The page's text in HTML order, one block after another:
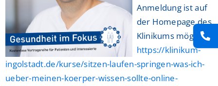
Anmeldung ist auf
der Homepage des
Klinikums möglich:
https://klinikum-
ingolstadt.de/kurse/sitzen-laufen-springen-was-ich-
ueber-meinen-koerper-wissen-sollte-online-